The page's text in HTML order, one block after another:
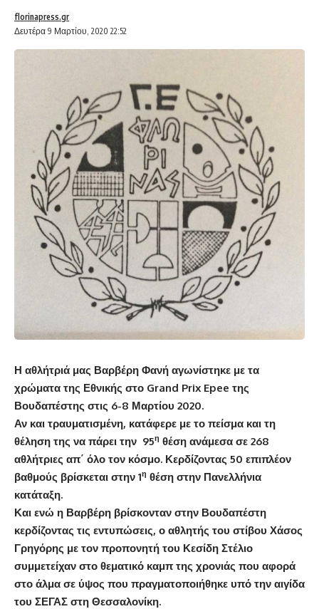
Δευτέρα 9 Μαρτίου, 2020 22:52
florinapress.gr
Η αθλήτριά μας Βαρβέρη Φανή αγωνίστηκε με τα
χρώματα της Εθνικής στο Grand Prix Epee της
Βουδαπέστης στις 6-8 Μαρτίου 2020.
Αν και τραυματισμένη, κατάφερε με το πείσμα και τη
θέληση της να πάρει την 95η θέση ανάμεσα σε 268
αθλήτριες απ΄ όλο τον κόσμο. Κερδίζοντας 50 επιπλέον
βαθμούς βρίσκεται στην 1η θέση στην Πανελλήνια
κατάταξη.
Και ενώ η Βαρβέρη βρίσκονταν στην Βουδαπέστη
κερδίζοντας τις εντυπώσεις, ο αθλητής του στίβου Χάσος
Γρηγόρης με τον προπονητή του Κεσίδη Στέλιο
συμμετείχαν στο θεματικό καμπ της χρονιάς που αφορά
στο άλμα σε ύψος που πραγματοποιήθηκε υπό την αιγίδα
του ΣΕΓΑΣ στη Θεσσαλονίκη.